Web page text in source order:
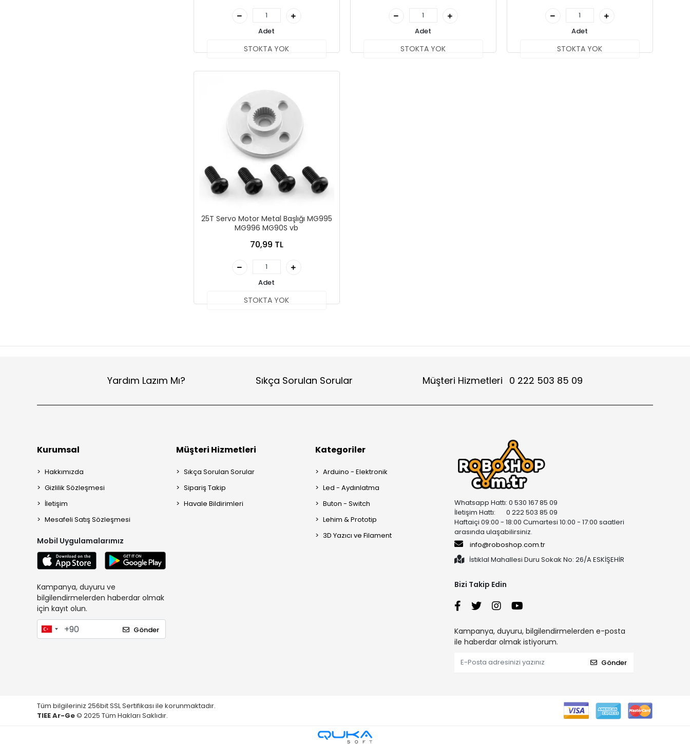
Adet
STOKTA YOK
Adet
STOKTA YOK
Adet
STOKTA YOK
25T Servo Motor Metal Başlığı MG995
MG996 MG90S vb
70,99 TL
Adet
STOKTA YOK
Yardım Lazım Mı? Sıkça Sorulan Sorular Müşteri Hizmetleri 0 222 503 85 09
Kurumsal
Hakkımızda
Gizlilik Sözleşmesi
İletişim
Mesafeli Satış Sözleşmesi
Mobil Uygulamalarımız
Kampanya, duyuru ve
bilgilendirmelerden haberdar olmak
için kayıt olun.
Gönder
Müşteri Hizmetleri
Sıkça Sorulan Sorular
Sipariş Takip
Havale Bildirimleri
Kategoriler
Arduino - Elektronik
Led - Aydınlatma
Buton - Switch
Lehim & Prototip
3D Yazıcı ve Filament
Whatsapp Hattı: 0 530 167 85 09
İletişim Hattı: 0 222 503 85 09
Haftaiçi 09:00 - 18:00 Cumartesi 10:00 - 17:00 saatleri
arasında ulaşabilirsiniz.
info@roboshop.com.tr
İstiklal Mahallesi Duru Sokak No: 26/A ESKİŞEHİR
Bizi Takip Edin
Kampanya, duyuru, bilgilendirmelerden e-posta
ile haberdar olmak istiyorum.
Gönder
Tüm bilgileriniz 256bit SSL Sertifikası ile korunmaktadır.
TIEE Ar-Ge© 2025 Tüm Hakları Saklıdır.